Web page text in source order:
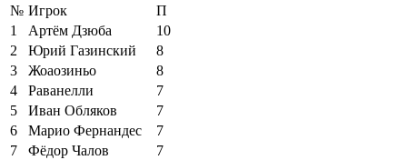
№ Игрок
П
1
Артём Дзюба
10
2
Юрий Газинский
8
3
Жоаозиньо
8
4
Раванелли
7
5
Иван Обляков
7
6
Марио Фернандес
7
7
Фёдор Чалов
7